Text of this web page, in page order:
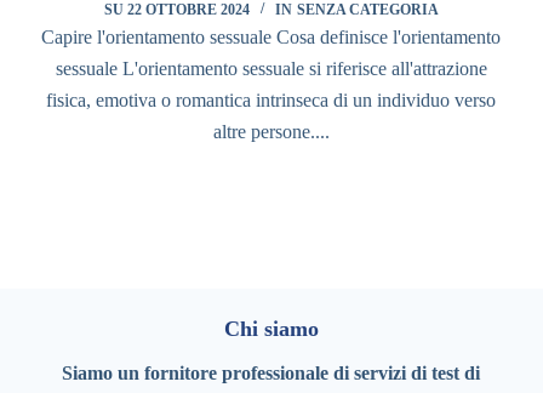
SU 22 OTTOBRE 2024 IN SENZA CATEGORIA
Capire l'orientamento sessuale Cosa definisce l'orientamento
sessuale L'orientamento sessuale si riferisce all'attrazione
fisica, emotiva o romantica intrinseca di un individuo verso
altre persone....
Chi siamo
Siamo un fornitore professionale di servizi di test di